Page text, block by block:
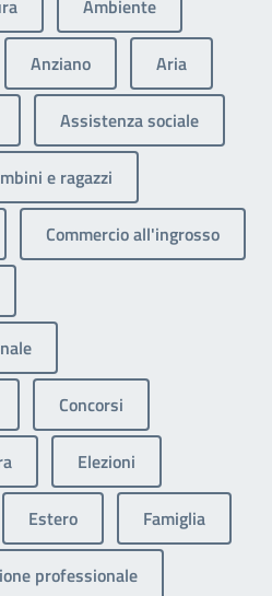
Ambiente
Anziano Aria
Assistenza sociale
e ragazzi
Commercio all'ingrosso
Concorsi
Elezioni
Estero Famiglia
professionale